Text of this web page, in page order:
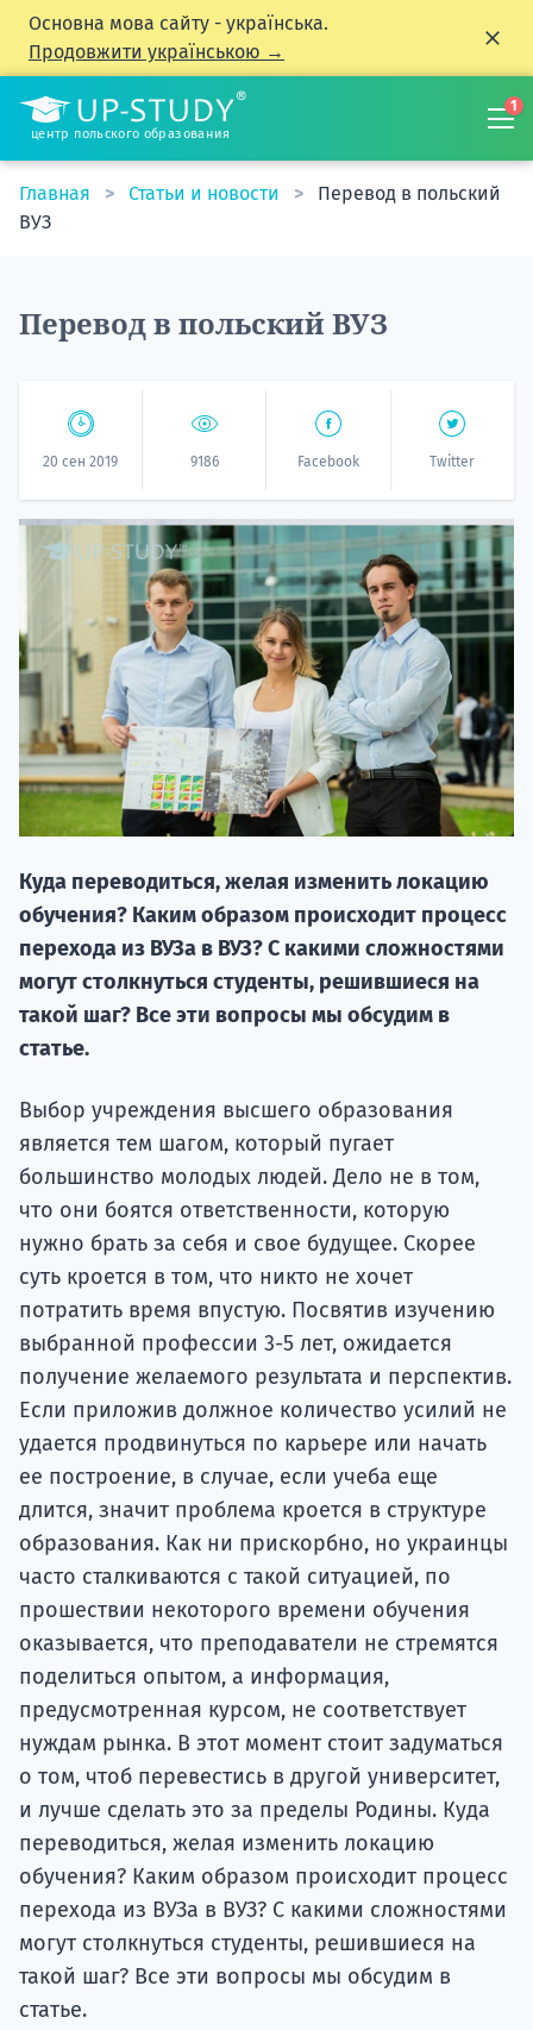
Основна мова сайту - українська.
Продовжити українською →
центр польского образования
1
Главная Статьи и новости
Перевод в польский
ВУЗ
Перевод в польский ВУЗ
20 сен 2019 9186 Facebook Twitter
Куда переводиться, желая изменить локацию
обучения? Каким образом происходит процесс
перехода из ВУЗа в ВУЗ? С какими сложностями
могут столкнуться студенты, решившиеся на
такой шаг? Все эти вопросы мы обсудим в
статье.
Выбор учреждения высшего образования
является тем шагом, который пугает
большинство молодых людей. Дело не в том,
что они боятся ответственности, которую
нужно брать за себя и свое будущее. Скорее
суть кроется в том, что никто не хочет
потратить время впустую. Посвятив изучению
выбранной профессии 3-5 лет, ожидается
получение желаемого результата и перспектив.
Если приложив должное количество усилий не
удается продвинуться по карьере или начать
ее построение, в случае, если учеба еще
длится, значит проблема кроется в структуре
образования. Как ни прискорбно, но украинцы
часто сталкиваются с такой ситуацией, по
прошествии некоторого времени обучения
оказывается, что преподаватели не стремятся
поделиться опытом, а информация,
предусмотренная курсом, не соответствует
нуждам рынка. В этот момент стоит задуматься
о том, чтоб перевестись в другой университет,
и лучше сделать это за пределы Родины. Куда
переводиться, желая изменить локацию
обучения? Каким образом происходит процесс
перехода из ВУЗа в ВУЗ? С какими сложностями
могут столкнуться студенты, решившиеся на
такой шаг? Все эти вопросы мы обсудим в
статье.
20.09
НАБОР